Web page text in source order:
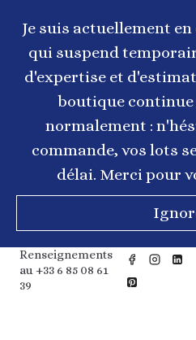
contenuJe suis actuellement
qui suspend
d'expertise et
boutique
normalement :
commande, vos lots
délai. Merci pour
Renseignements
au +33 6 85 08 61
39